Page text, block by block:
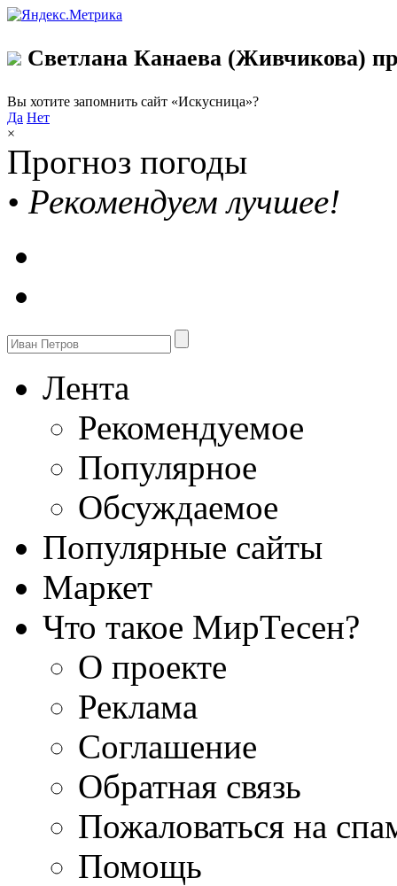
Светлана Канаева (Живчикова)
Вы хотите запомнить сайт «Искусница»?
Да Нет
×
Прогноз погоды
• Рекомендуем лучшее!
Лента
Рекомендуемое
Популярное
Обсуждаемое
Популярные сайты
Маркет
Что такое МирТесен?
О проекте
Реклама
Соглашение
Обратная связь
Пожаловаться на
Помощь